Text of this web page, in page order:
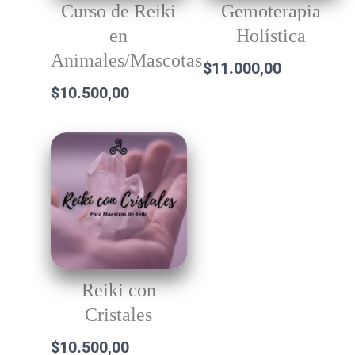
Curso de Reiki
en
Animales/Mascotas
$10.500,00
Gemoterapia
Holística
$11.000,00
Reiki con
Cristales
$10.500,00